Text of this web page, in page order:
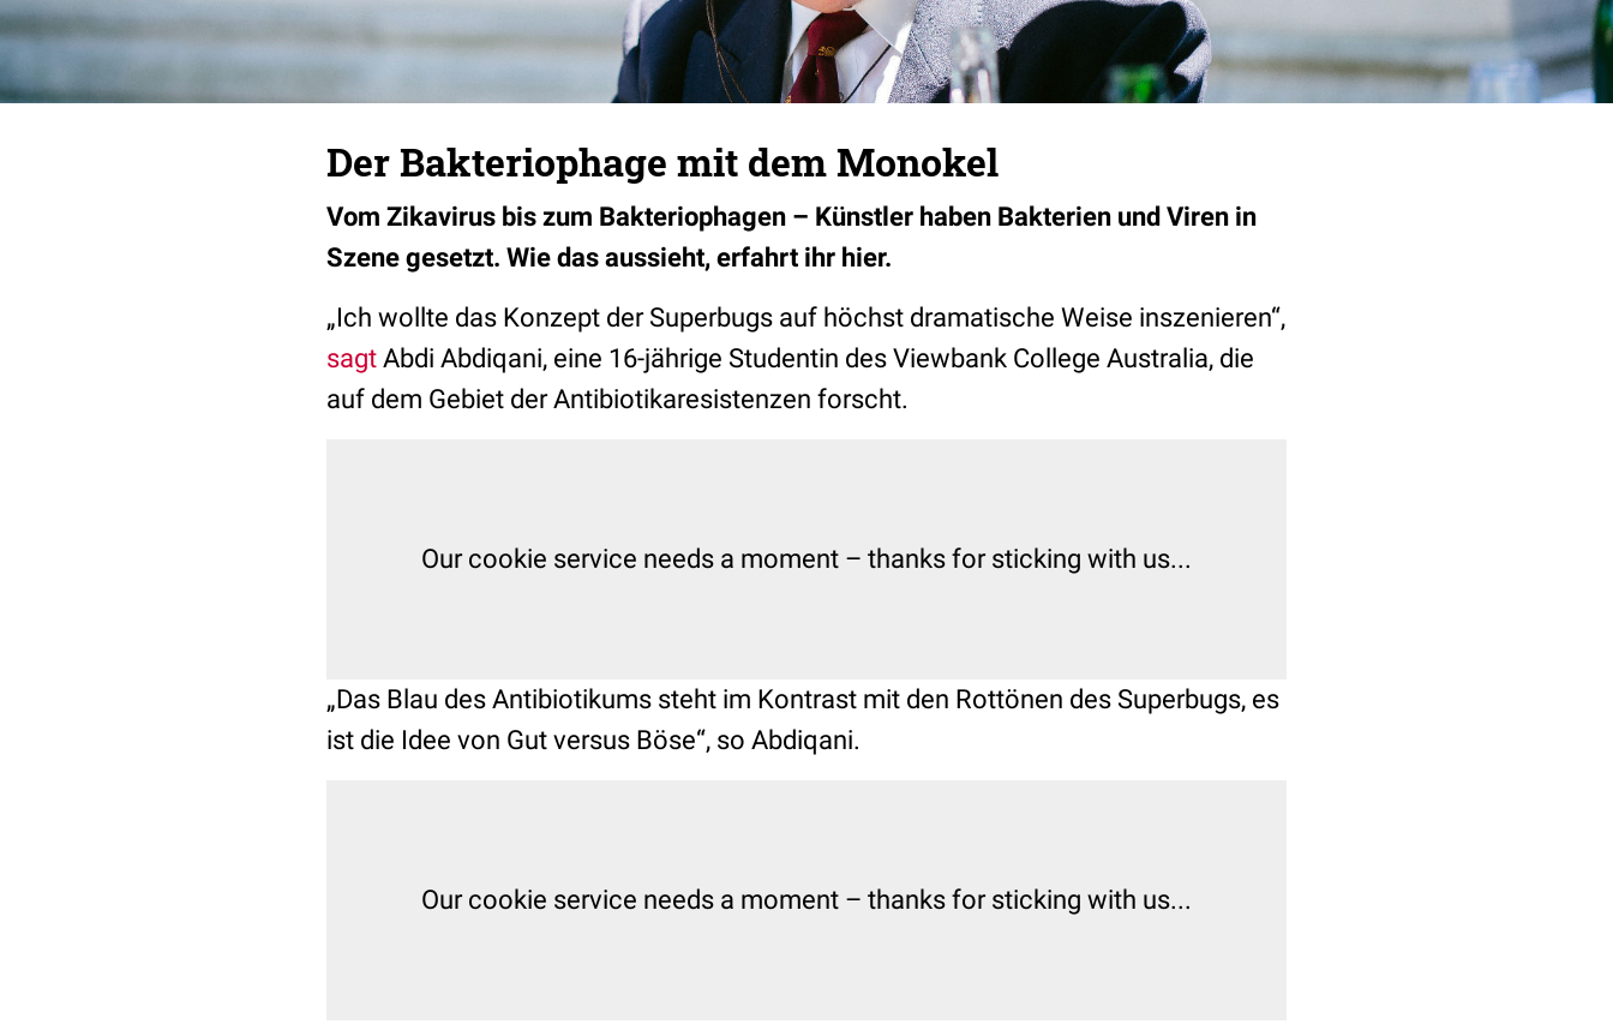
Der Bakteriophage mit dem Monokel
Vom Zikavirus bis zum Bakteriophagen – Künstler haben Bakterien und Viren in
Szene gesetzt. Wie das aussieht, erfahrt ihr hier.
„Ich wollte das Konzept der Superbugs auf höchst dramatische Weise inszenieren“,
sagt Abdi Abdiqani, eine 16-jährige Studentin des Viewbank College Australia, die
auf dem Gebiet der Antibiotikaresistenzen forscht.
Our cookie service needs a moment – thanks for sticking with us...
„Das Blau des Antibiotikums steht im Kontrast mit den Rottönen des Superbugs, es
ist die Idee von Gut versus Böse“, so Abdiqani.
Our cookie service needs a moment – thanks for sticking with us...